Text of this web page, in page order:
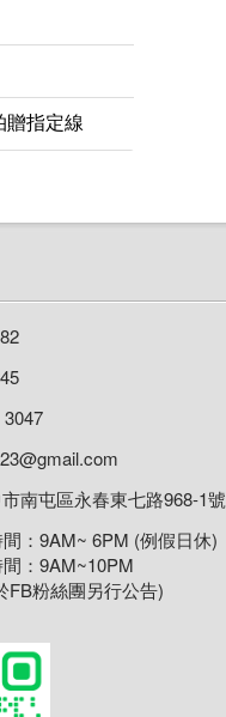
包
指定線
3047
南屯區永春東七路968-1號
：9AM~ 6PM (例假日休)
：9AM~10PM
FB粉絲團另行公告)